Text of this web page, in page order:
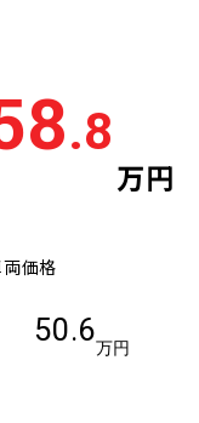
.8
万円
価格
50.6
万円